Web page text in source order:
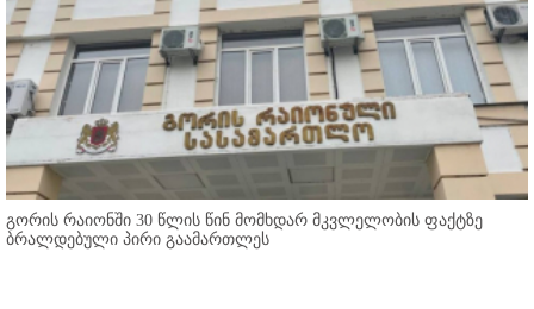
გორის რაიონში 30 წლის წინ მომხდარ მკვლელობის ფაქტზე
ბრალდებული პირი გაამართლეს